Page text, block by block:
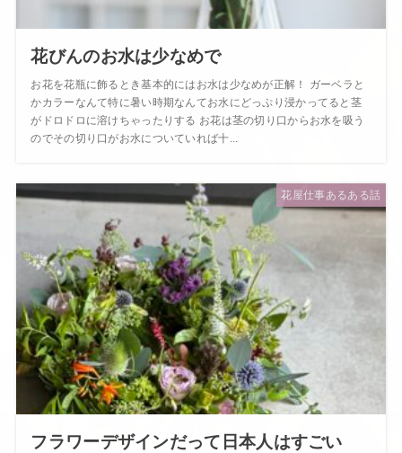
花びんのお水は少なめで
お花を花瓶に飾るとき基本的にはお水は少なめが正解！ ガーベラと
かカラーなんて特に暑い時期なんてお水にどっぷり浸かってると茎
がドロドロに溶けちゃったりする お花は茎の切り口からお水を吸う
のでその切り口がお水についていれば十...
花屋仕事あるある話
フラワーデザインだって日本人はすごい